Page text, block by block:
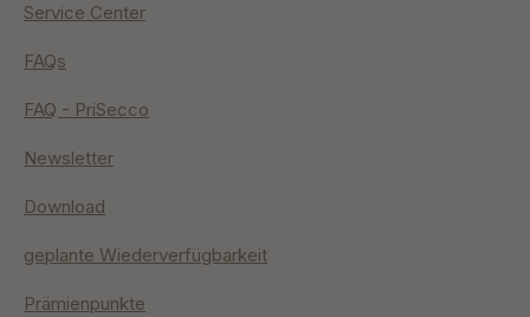
Service Center
FAQs
FAQ - PriSecco
Newsletter
Download
geplante Wiederverfügbarkeit
Prämienpunkte